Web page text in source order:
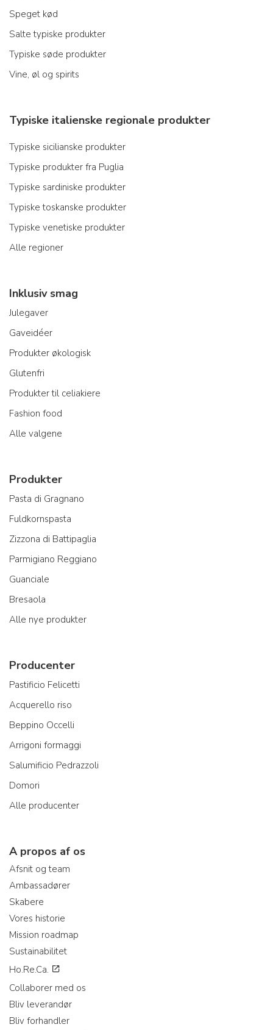
Speget kød
Salte typiske produkter
Typiske søde produkter
Vine, øl og spirits
Typiske italienske regionale produkter
Typiske sicilianske produkter
Typiske produkter fra Puglia
Typiske sardiniske produkter
Typiske toskanske produkter
Typiske venetiske produkter
Alle regioner
Inklusiv smag
Julegaver
Gaveidéer
Produkter økologisk
Glutenfri
Produkter til celiakiere
Fashion food
Alle valgene
Produkter
Pasta di Gragnano
Fuldkornspasta
Zizzona di Battipaglia
Parmigiano Reggiano
Guanciale
Bresaola
Alle nye produkter
Producenter
Pastificio Felicetti
Acquerello riso
Beppino Occelli
Arrigoni formaggi
Salumificio Pedrazzoli
Domori
Alle producenter
A propos af os
Afsnit og team
Ambassadører
Skabere
Vores historie
Mission roadmap
Sustainabilitet
Ho.Re.Ca.
Collaborer med os
Bliv leverandør
Bliv forhandler